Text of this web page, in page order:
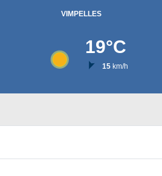
VIMPELLES
19°C
15km/h